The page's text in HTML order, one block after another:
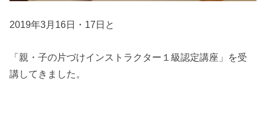
2019年3月16日・17日と
「親・子の片づけインストラクター１級認定講座」を受
講してきました。